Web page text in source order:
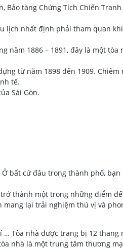
tàng Chứng Tích Chiến
lịch nhất định phải tham quan
năm 1886 – 1891, đây là một
từ năm 1898 đến 1909.
tế.
Sài Gòn.
bất cứ đâu trong thành phố,
thành một trong những điểm
lại trải nghiệm thú vị và
Tòa nhà được trang bị 12 thang
nhà là một trung tâm thương